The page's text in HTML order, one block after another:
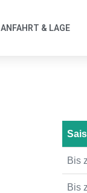
ANFAHRT & LAGE
Bis
Bis